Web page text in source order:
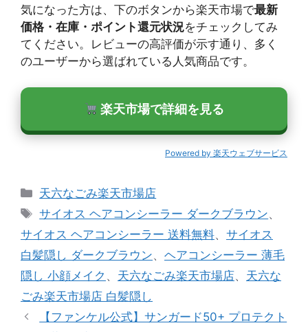
気になった方は、下のボタンから楽天市場で最新
価格・在庫・ポイント還元状況をチェックしてみ
てください。レビューの高評価が示す通り、多く
のユーザーから選ばれている人気商品です。
楽天市場で詳細を見る
Powered by 楽天ウェブサービス
カ
テ
リ
ー
天六なごみ楽天市場店
タ
グ
サイオス ヘアコンシーラー ダークブラウン、
サイオス ヘアコンシーラー 送料無料、 サイオス
白髪隠し ダークブラウン、 ヘアコンシーラー 薄毛
隠し 小顔メイク 、 天六なごみ楽天市場店、 天六な
ごみ楽天市場店 白髪隠し
【ファンケル公式】サンガード50+ プロテクト